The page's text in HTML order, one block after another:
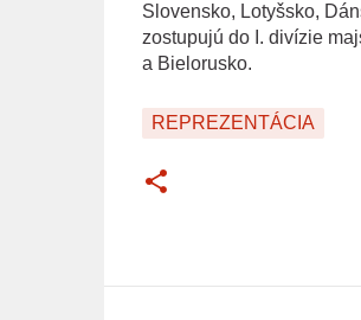
Slovensko, Lotyšsko,
zostupujú do I. divízie
a Bielorusko.
REPREZENTÁCIA